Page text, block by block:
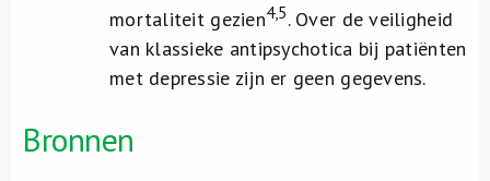
mortaliteit gezien4,5. Over de veiligheid
van klassieke antipsychotica bij patiënten
met depressie zijn er geen gegevens.
Bronnen